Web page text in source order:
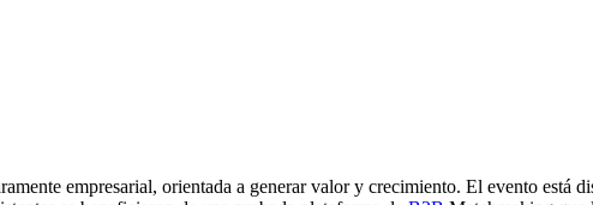
empresarial, orientada a generar valor y crecimiento. El evento está